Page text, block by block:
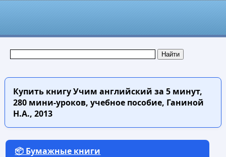
Купить книгуУчим английский за 5 минут,
280 мини-уроков, учебное пособие, Ганиной
Н.А., 2013
📦 Бумажные книги